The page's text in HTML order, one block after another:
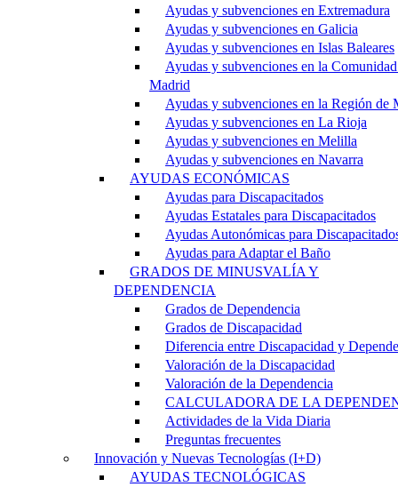
Ayudas y subvenciones en Extremadura
Ayudas y subvenciones en Galicia
Ayudas y subvenciones en Islas Baleares
Ayudas y subvenciones en la
Madrid
Ayudas y subvenciones en la Región de
Ayudas y subvenciones en La Rioja
Ayudas y subvenciones en Melilla
Ayudas y subvenciones en Navarra
AYUDAS ECONÓMICAS
Ayudas para Discapacitados
Ayudas Estatales para Discapacitados
Ayudas Autonómicas para
Ayudas para Adaptar el Baño
GRADOS DE MINUSVALÍA Y
DEPENDENCIA
Grados de Dependencia
Grados de Discapacidad
Diferencia entre Discapacidad y
Valoración de la Discapacidad
Valoración de la Dependencia
CALCULADORA DE LA
Actividades de la Vida Diaria
Preguntas frecuentes
Innovación y Nuevas Tecnologías (I+D)
AYUDAS TECNOLÓGICAS